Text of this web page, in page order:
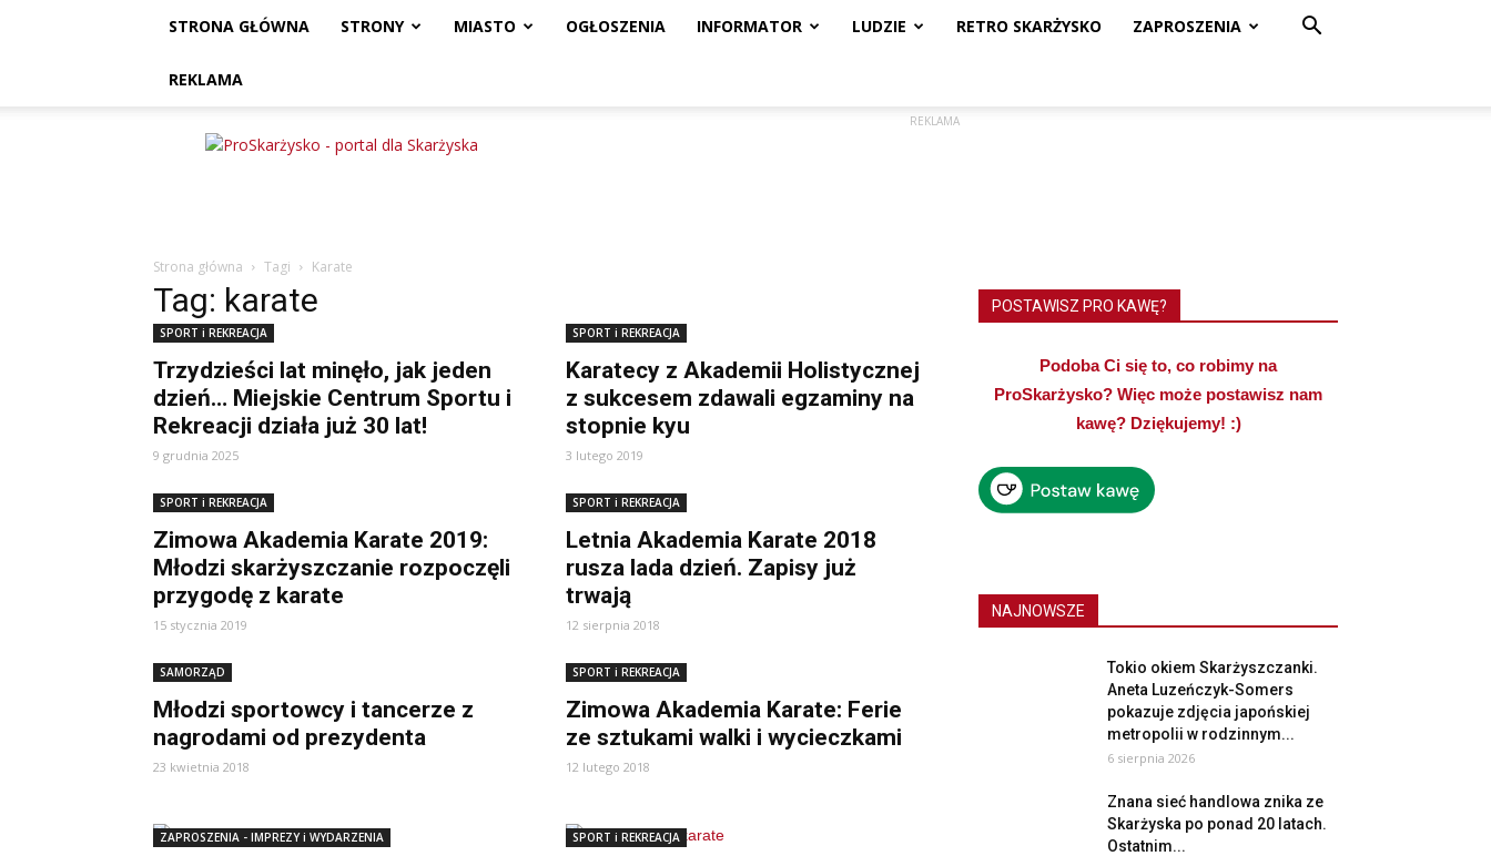
STRONA GŁÓWNA STRONY MIASTO OGŁOSZENIA INFORMATOR LUDZIE RETRO SKARŻYSKO ZAPROSZENIA
REKLAMA
ProSkarżysko
REKLAMA
Strona główna Tagi Karate
Tag: karate
SPORT i REKREACJA
Trzydzieści lat minęło, jak jeden
dzień… Miejskie Centrum Sportu i
Rekreacji działa już 30 lat!
9 grudnia 2025
SPORT i REKREACJA
Karatecy z Akademii Holistycznej
z sukcesem zdawali egzaminy na
stopnie kyu
3 lutego 2019
SPORT i REKREACJA
Zimowa Akademia Karate 2019:
Młodzi skarżyszczanie rozpoczęli
przygodę z karate
15 stycznia 2019
SPORT i REKREACJA
Letnia Akademia Karate 2018
rusza lada dzień. Zapisy już
trwają
12 sierpnia 2018
SAMORZĄD
Młodzi sportowcy i tancerze z
nagrodami od prezydenta
23 kwietnia 2018
SPORT i REKREACJA
Zimowa Akademia Karate: Ferie
ze sztukami walki i wycieczkami
12 lutego 2018
ZAPROSZENIA - IMPREZY i WYDARZENIA SPORT i REKREACJA
POSTAWISZ PRO KAWĘ?
Podoba Ci się to, co robimy na
ProSkarżysko? Więc może postawisz nam
kawę? Dziękujemy! :)
NAJNOWSZE
Tokio okiem Skarżyszczanki.
Aneta Luzeńczyk-Somers
pokazuje zdjęcia japońskiej
metropolii w rodzinnym...
6 sierpnia 2026
Znana sieć handlowa znika ze
Skarżyska po ponad 20 latach.
Ostatnim...